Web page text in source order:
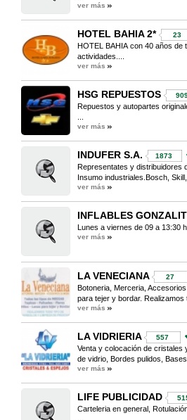
ver más
HOTEL BAHIA 2* 23
HOTEL BAHIA con 40 años de
actividades....
ver más
HSG REPUESTOS
Repuestos y autopartes
ver más
INDUFER S.A. 1873
Representates y distribuidores
Insumo industriales.Bosch,
ver más
INFLABLES
Lunes a viernes de 09 a 13:30
ver más
LA VENECIANA 27
Botoneria, Merceria,
para tejer y bordar.
ver más
LA VIDRIERIA 557
Venta y colocación de cristales
de vidrio, Bordes pulidos, Bases
ver más
LIFE PUBLICIDAD
Carteleria en general,